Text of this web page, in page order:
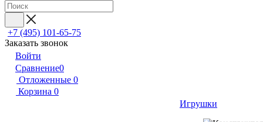
+7 (495) 101-65-75
Заказать звонок
Войти
Сравнение0
Отложенные 0
Корзина 0
Игрушки